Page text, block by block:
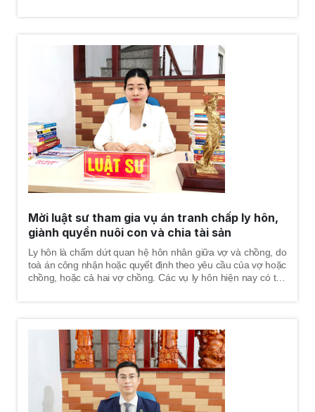
tòa án. Riêng đối với hình thức giải quyết tranh chấp thông
qua cơ quan trọng tài thương mại hoặc cơ quan tòa án phải
tuân thủ những yêu cầu và điều kiện nhất định, để được thụ
lý giải quyết theo quy định pháp luật về tố tụng trọng tài và
pháp luật về tố tụng dân sự.
Mời luật sư tham gia vụ án tranh chấp ly hôn,
giành quyền nuôi con và chia tài sản
Ly hôn là chấm dứt quan hệ hôn nhân giữa vợ và chồng, do
toà án công nhận hoặc quyết định theo yêu cầu của vợ hoặc
chồng, hoặc cả hai vợ chồng. Các vụ ly hôn hiện nay có thể
vợ chồng tự thỏa thuận và thống nhất được vấn đề này,
nhưng lại không tự thỏa thuận và thống nhất được vấn đề
khác. Vì vậy, những vấn đề nào vợ và chồng không tự thỏa
thuận - thống nhất được thì sẽ nhờ tòa án giải quyết tranh
chấp theo quy định pháp luật. Việc mời luật sư tham gia vụ
án nhằm tư vấn, bảo vệ tốt nhất quyền và lợi ích hợp pháp
cho khách hàng là điều hết sức cần thiết.